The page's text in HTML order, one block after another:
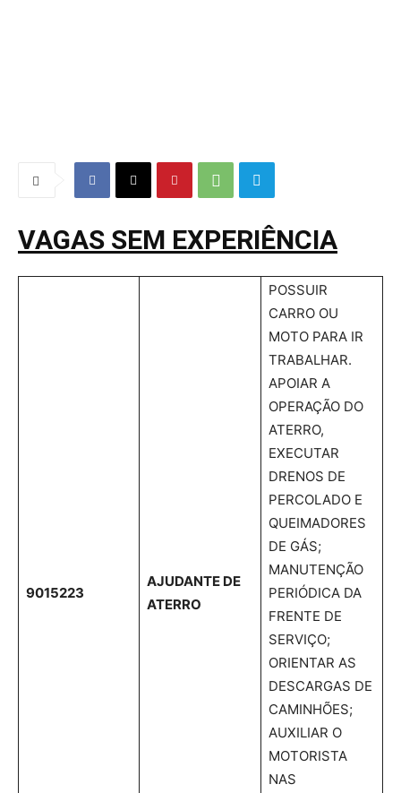
VAGAS SEM EXPERIÊNCIA
9015223
AJUDANTE DE
ATERRO
POSSUIR
CARRO OU
MOTO PARA IR
TRABALHAR.
APOIAR A
OPERAÇÃO DO
ATERRO,
EXECUTAR
DRENOS DE
PERCOLADO E
QUEIMADORES
DE GÁS;
MANUTENÇÃO
PERIÓDICA DA
FRENTE DE
SERVIÇO;
ORIENTAR AS
DESCARGAS DE
CAMINHÕES;
AUXILIAR O
MOTORISTA
NAS